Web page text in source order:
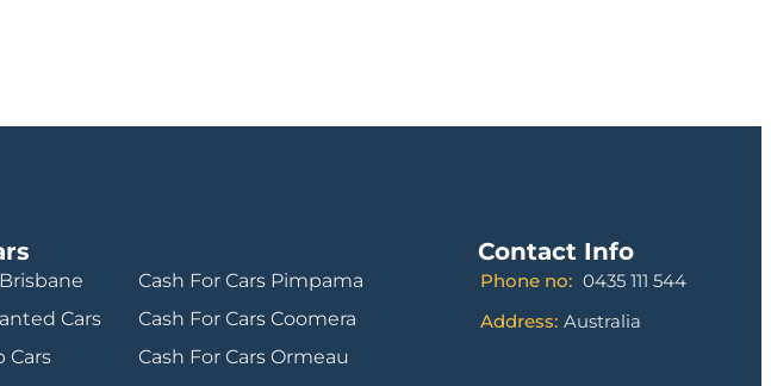
Cars
Cars
Cash For Cars Pimpama
Cash For Cars Coomera
Cash For Cars Ormeau
Contact Info
Phone no: 0435 111 544
Address: Australia